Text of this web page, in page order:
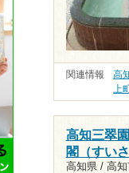
関連情報 高
上
高知三翠
閣（すい
高知県 / 高